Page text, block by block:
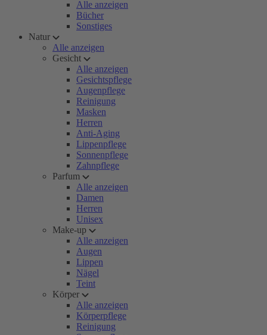
Alle anzeigen
Bücher
Sonstiges
Natur
Alle anzeigen
Gesicht
Alle anzeigen
Gesichtspflege
Augenpflege
Reinigung
Masken
Herren
Anti-Aging
Lippenpflege
Sonnenpflege
Zahnpflege
Parfum
Alle anzeigen
Damen
Herren
Unisex
Make-up
Alle anzeigen
Augen
Lippen
Nägel
Teint
Körper
Alle anzeigen
Körperpflege
Reinigung